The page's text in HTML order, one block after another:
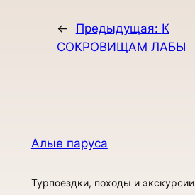
← Предыдущая: К
СОКРОВИЩАМ ЛАБЫ
Алые паруса
Турпоездки, походы и экскурсии